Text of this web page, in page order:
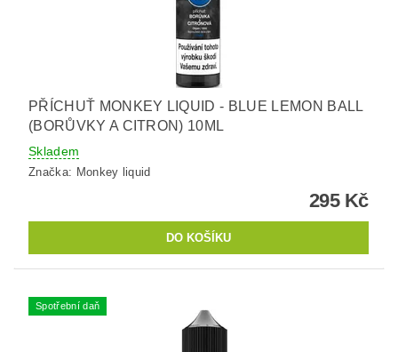
PŘÍCHUŤ MONKEY LIQUID - BLUE LEMON BALL
(BORŮVKY A CITRON) 10ML
Skladem
Značka: Monkey liquid
295 Kč
Spotřební daň